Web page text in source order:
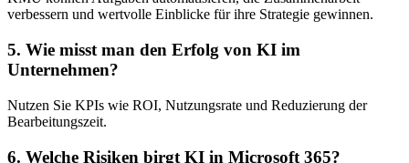
verbessern und wertvolle Einblicke für ihre Strategie gewinnen.
5. Wie misst man den Erfolg von KI im
Unternehmen?
Nutzen Sie KPIs wie ROI, Nutzungsrate und Reduzierung der
Bearbeitungszeit.
6. Welche Risiken birgt KI in Microsoft 365?